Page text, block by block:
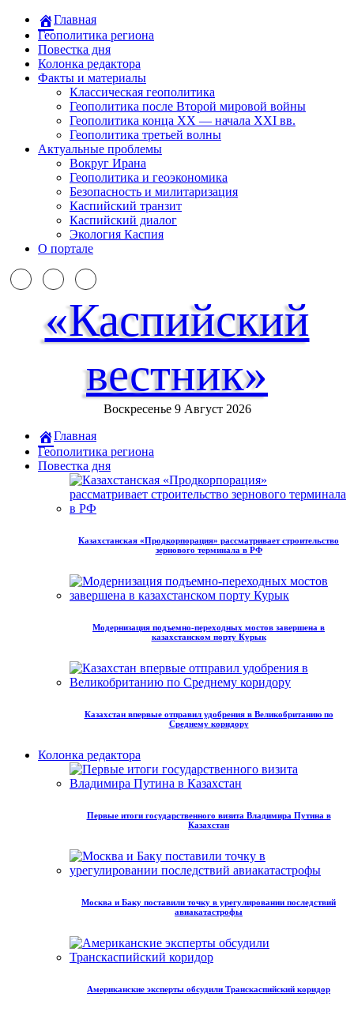
Главная
Геополитика региона
Повестка дня
Колонка редактора
Факты и материалы
Классическая геополитика
Геополитика после Второй мировой войны
Геополитика конца XX — начала XXI вв.
Геополитика третьей волны
Актуальные проблемы
Вокруг Ирана
Геополитика и геоэкономика
Безопасность и милитаризация
Каспийский транзит
Каспийский диалог
Экология Каспия
О портале
«Каспийский
вестник»
Воскресенье 9 Август 2026
Главная
Геополитика региона
Повестка дня
Казахстанская «Продкорпорация» рассматривает строительство
зернового терминала в РФ
Модернизация подъемно-переходных мостов завершена в
казахстанском порту Курык
Казахстан впервые отправил удобрения в Великобританию по
Среднему коридору
Колонка редактора
Первые итоги государственного визита Владимира Путина в
Казахстан
Москва и Баку поставили точку в урегулировании последствий
авиакатастрофы
Американские эксперты обсудили Транскаспийский коридор